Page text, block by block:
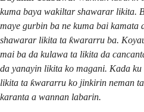
kuma baya wakiltar shawarar likita.
maye gurbin ba ne kuma bai kamata
shawarar likita ta ƙwararru ba.
mai ba da kulawa ta likita da
da yanayin likita ko magani. Kada
likita ta ƙwararru ko jinkirin neman
karanta a wannan labarin.